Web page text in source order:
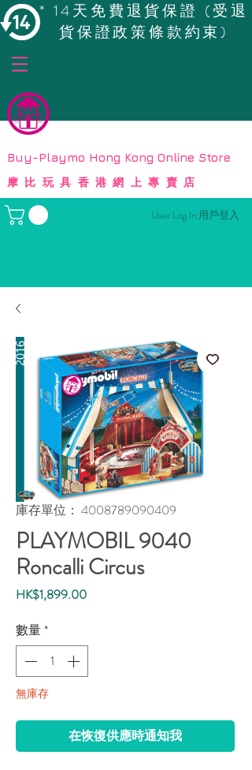
* 14天免費退貨保證 (受退
貨保證政策條款約束)
© Copyright
Buy-Playmo Hong Kong Online Store
摩比玩具香港網上專賣店
User Log In 用戶登入
庫存單位： 4008789090409
PLAYMOBIL 9040
Roncalli Circus
HK$1,899.00價
數量*
無庫存
在恢復供應時通知我